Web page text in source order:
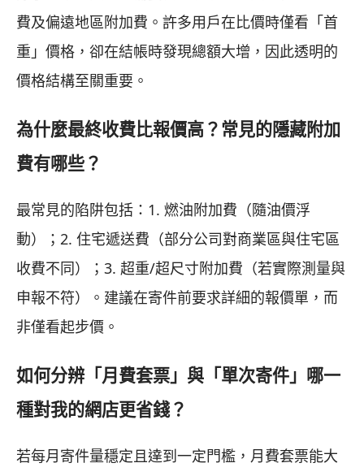
費及偏遠地區附加費。許多用戶在比價時僅看「首
重」價格，卻在結帳時發現總額大增，因此透明的
價格結構至關重要。
為什麼最終收費比報價高？常見的隱藏附加
費有哪些？
最常見的陷阱包括：1. 燃油附加費（隨油價浮
動）；2. 住宅遞送費（部分公司對商業區與住宅區
收費不同）；3. 超重/超尺寸附加費（若實際測量與
申報不符）。建議在寄件前要求詳細的報價單，而
非僅看起步價。
如何分辨「月費套票」與「單次寄件」哪一
種對我的網店更省錢？
若每月寄件量穩定且達到一定門檻，月費套票能大